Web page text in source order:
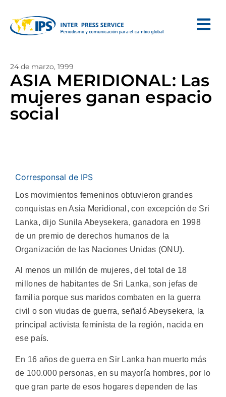
24 de marzo, 1999
ASIA MERIDIONAL: Las
mujeres ganan espacio
social
Corresponsal de IPS
Los movimientos femeninos obtuvieron grandes
conquistas en Asia Meridional, con excepción de Sri
Lanka, dijo Sunila Abeysekera, ganadora en 1998
de un premio de derechos humanos de la
Organización de las Naciones Unidas (ONU).
Al menos un millón de mujeres, del total de 18
millones de habitantes de Sri Lanka, son jefas de
familia porque sus maridos combaten en la guerra
civil o son viudas de guerra, señaló Abeysekera, la
principal activista feminista de la región, nacida en
ese país.
En 16 años de guerra en Sir Lanka han muerto más
de 100.000 personas, en su mayoría hombres, por lo
que gran parte de esos hogares dependen de las